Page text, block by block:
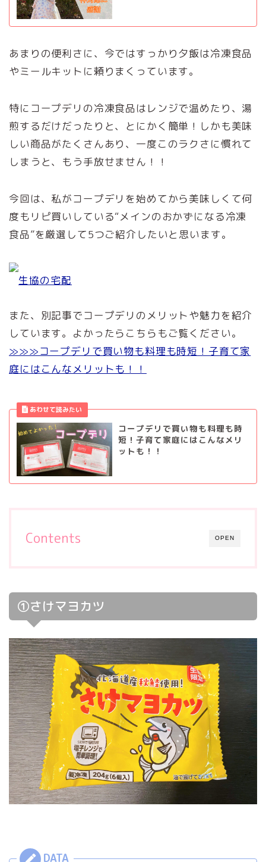
あまりの便利さに、今ではすっかり夕飯は冷凍食品
やミールキットに頼りまくっています。
特にコープデリの冷凍食品はレンジで温めたり、湯
煎するだけだったりと、とにかく簡単！しかも美味
しい商品がたくさんあり、一度このラクさに慣れて
しまうと、もう手放せません！！
今回は、私がコープデリを始めてから美味しくて何
度もリピ買いしている“メインのおかずになる冷凍
食品”を厳選して5つご紹介したいと思います。
生協の宅配
また、別記事でコープデリのメリットや魅力を紹介
しています。よかったらこちらもご覧ください。
≫≫≫コープデリで買い物も料理も時短！子育て家
庭にはこんなメリットも！！
コープデリで買い物も料理も時
短！子育て家庭にはこんなメリ
ットも！！
OPEN
Contents
①さけマヨカツ